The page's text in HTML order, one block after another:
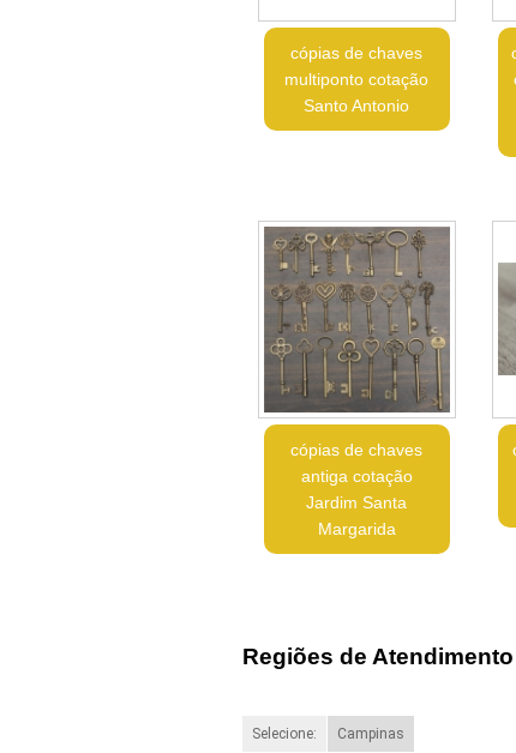
cópias de chaves
multiponto cotação
Santo Antonio
cópias de chaves
antiga cotação
Jardim Santa
Margarida
Regiões de Atendimento
Selecione: Campinas